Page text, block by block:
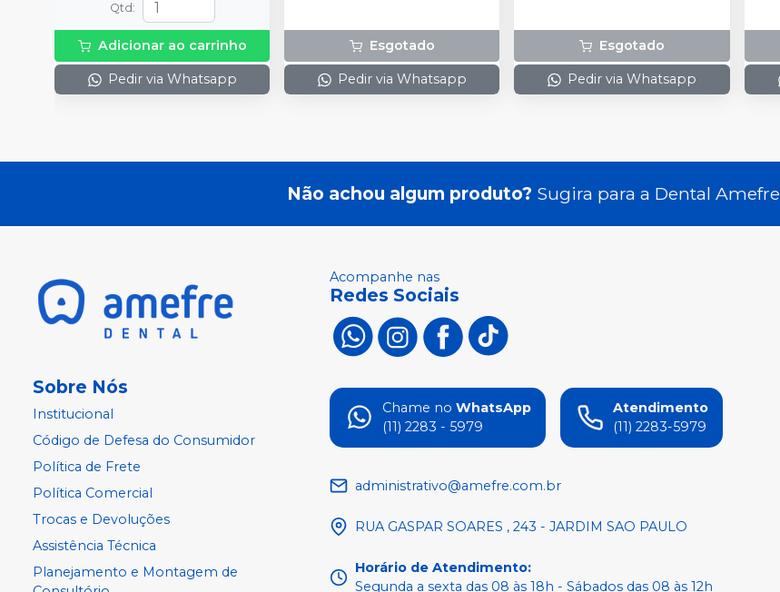
Qtd :
Adicionar ao carrinho
Pedir via Whatsapp
Esgotado
Pedir via Whatsapp
Esgotado
Pedir via Whatsapp
Não achou algum produto? Sugira para a Dental Amefre
Sobre Nós
Institucional
Código de Defesa do Consumidor
Política de Frete
Política Comercial
Trocas e Devoluções
Assistência Técnica
Planejamento e Montagem de
Acompanhe nas
Redes Sociais
Chame no WhatsApp
(11) 2283 - 5979
Atendimento
(11) 2283-5979
administrativo@amefre.com.br
RUA GASPAR SOARES , 243 - JARDIM SAO PAULO
Horário de Atendimento:
Segunda a sexta das 08 às 18h - Sábados das 08 às 12h